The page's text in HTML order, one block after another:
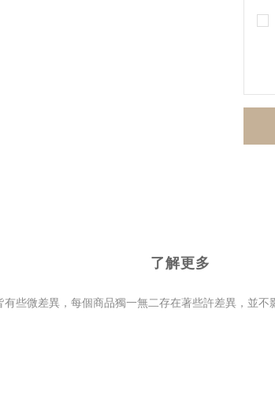
了解更多
些微差異，每個商品獨一無二存在著些許差異，並不